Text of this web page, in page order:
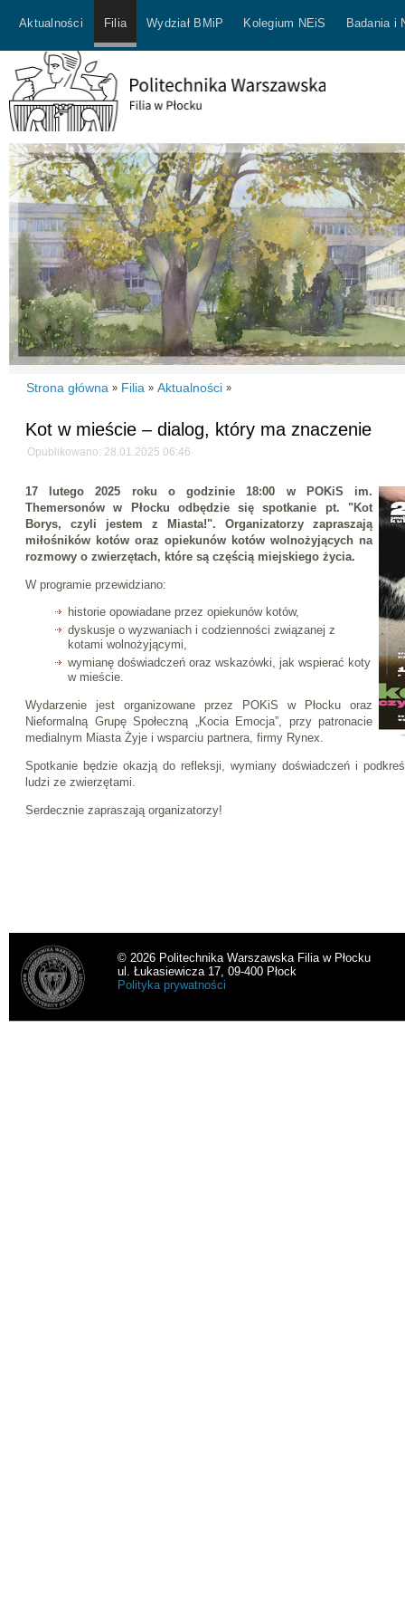
Aktualności Filia Wydział BMiP Kolegium NEiS Badania i
Strona główna » Filia » Aktualności »
Kot w mieście – dialog, który ma znaczenie
Opublikowano: 28.01.2025 06:46
17 lutego 2025 roku o godzinie 18:00 w POKiS im.
Themersonów w Płocku odbędzie się spotkanie pt. "Kot
Borys, czyli jestem z Miasta!". Organizatorzy zapraszają
miłośników kotów oraz opiekunów kotów wolnożyjących na
rozmowy o zwierzętach, które są częścią miejskiego życia.
W programie przewidziano:
historie opowiadane przez opiekunów kotów,
dyskusje o wyzwaniach i codzienności związanej z
kotami wolnożyjącymi,
wymianę doświadczeń oraz wskazówki, jak wspierać koty
w mieście.
Wydarzenie jest organizowane przez POKiS w Płocku oraz
Nieformalną Grupę Społeczną „Kocia Emocja”, przy patronacie
medialnym Miasta Żyje i wsparciu partnera, firmy Rynex.
Spotkanie będzie okazją do refleksji, wymiany doświadczeń i
ludzi ze zwierzętami.
Serdecznie zapraszają organizatorzy!
© 2026 Politechnika Warszawska Filia w Płocku
ul. Łukasiewicza 17, 09-400 Płock
Polityka prywatności